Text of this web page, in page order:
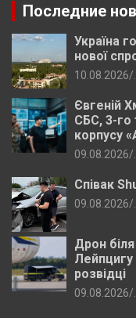
Последние
Україна
нової
10.08.2026
Євгеній
СБС, 3-го
корпусу
09.08.2026
Співак
09.08.2026
Дрон біля
Лейпцигу
розвідці
09.08.2026